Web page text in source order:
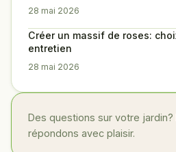
28 mai 2026
Créer un massif de roses:
entretien
28 mai 2026
Des questions sur votre jardin?
répondons avec plaisir.